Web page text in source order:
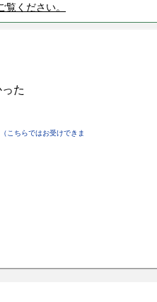
ください。
た
こちらではお受けできま